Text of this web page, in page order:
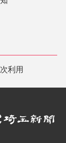
利用